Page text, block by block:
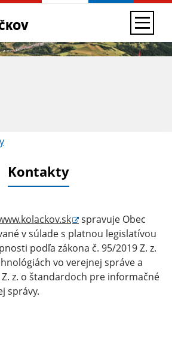
Kontakty
spravuje Obec
v súlade s platnou legislatívou
podľa zákona č. 95/2019 Z. z.
vo verejnej správe a
Z. z. o štandardoch pre informačné
správy.